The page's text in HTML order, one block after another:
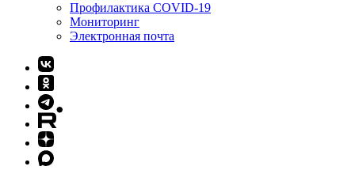
Профилактика COVID-19
Мониторинг
Электронная почта